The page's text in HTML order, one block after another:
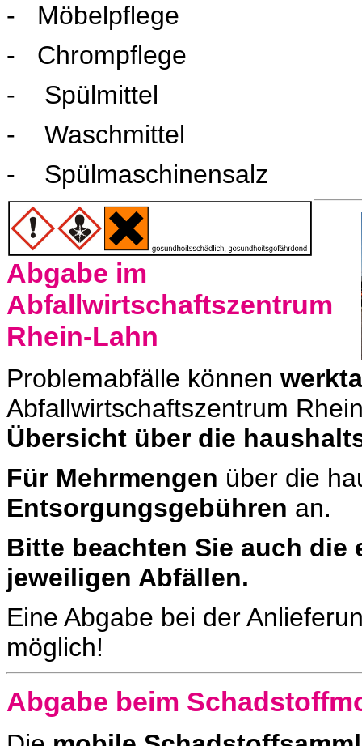
- Möbelpflege
- Chrompflege
- Spülmittel
- Waschmittel
- Spülmaschinensalz
Abgabe im
Abfallwirtschaftszentrum
Rhein-Lahn
Problemabfälle können
Abfallwirtschaftszentrum
Übersicht über die
Für Mehrmengen über die
Entsorgungsgebühren an.
Bitte beachten Sie auch die
jeweiligen Abfällen.
Eine Abgabe bei der
möglich!
Abgabe beim